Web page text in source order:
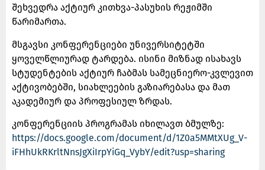
შეხვედრა აქტიურ კითხვა-პასუხის რეჟიმში
წარიმართა.
მსგავსი კონფერენციები უნივერსიტეტში
ყოველწლიურად ტარდება. ისინი მიზნად ისახავს
სტუდენტების აქტიურ ჩაბმას სამეცნიერო-კვლევით
აქტივობებში, სიახლეების გაზიარებასა და მათ
აკადემიურ და პროფესიულ ზრდას.
კონფერენციის პროგრამას იხილავთ ბმულზე:
https://docs.google.com/document/d/1Z0a5MMtXUg_V-
iFHhUkRKrltNnsJgXiIrpYiGq_VybY/edit?usp=sharing